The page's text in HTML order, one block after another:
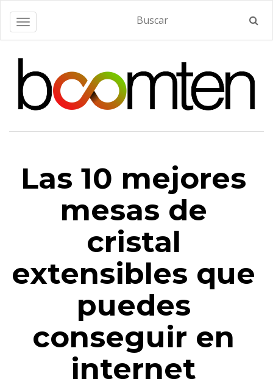
Alternar navegación
Las 10 mejores
mesas de
cristal
extensibles que
puedes
conseguir en
internet